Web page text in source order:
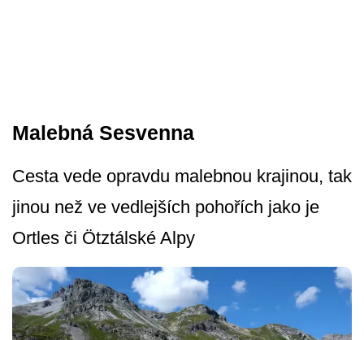
Malebná Sesvenna
Cesta vede opravdu malebnou krajinou, tak
jinou než ve vedlejších pohořích jako je
Ortles či Ötztálské Alpy